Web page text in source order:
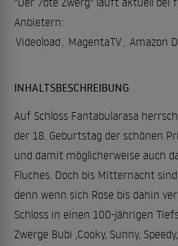
Anbietern:
Videoload , MagentaTV, Amazon
INHALTSBESCHREIBUNG
Auf Schloss Fantabularasa
der 18. Geburtstag der schönen
und damit möglicherweise auch
Fluches. Doch bis Mitternacht
denn wenn sich Rose bis dahin
Schloss in einen 100-jährigen
Zwerge Bubi ,Cooky, Sunny,